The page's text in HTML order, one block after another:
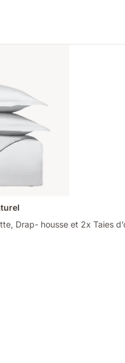
Drap- housse et 2x Taies